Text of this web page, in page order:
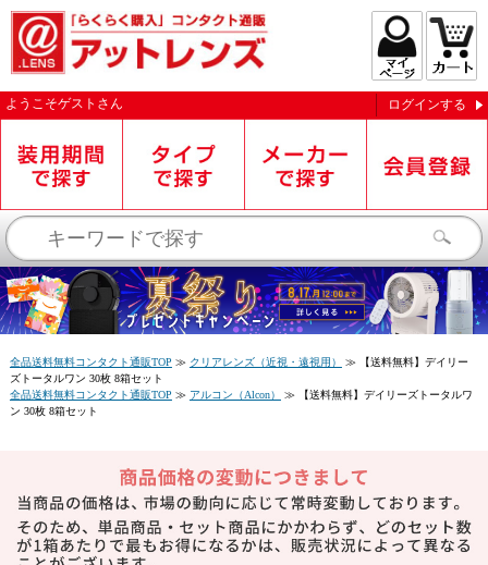
ようこそゲスト さん ログインする
全品送料無料コンタクト通販TOP ≫ クリアレンズ（近視・遠視用） ≫
【送料無料】デイリー
ズトータルワン 30枚 8箱セット
全品送料無料コンタクト通販TOP ≫ アルコン（Alcon） ≫
【送料無料】デイリーズトータルワ
ン 30枚 8箱セット
お知らせを受信する